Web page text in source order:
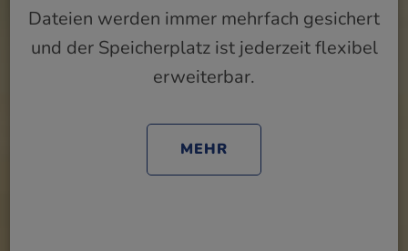
Dateien werden immer mehrfach gesichert
und der Speicherplatz ist jederzeit flexibel
erweiterbar.
MEHR